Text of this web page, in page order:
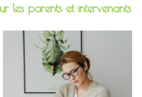
les parents et intervenants